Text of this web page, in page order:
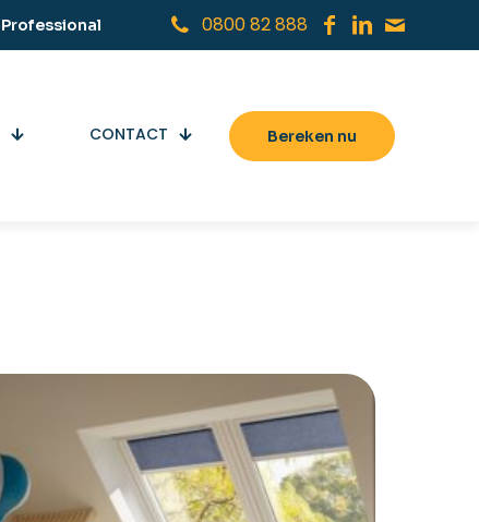
Professional 0800 82 888
CONTACT Bereken nu